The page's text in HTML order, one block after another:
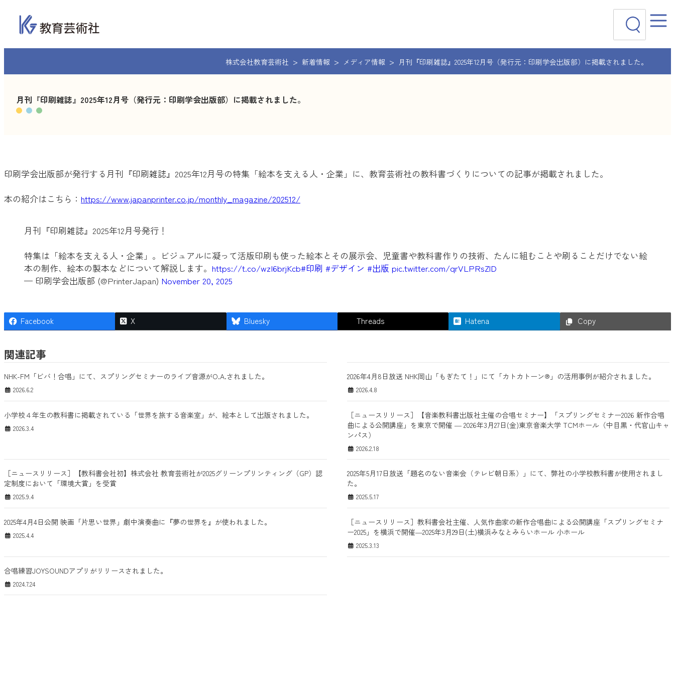
ス
株式会社教育芸術社 新着情報 メディア情報 月刊『印刷雑誌』2025年12月号（発行元：印刷学会出版部）に掲載されました。
月刊『印刷雑誌』2025年12月号（発行元：印刷学会出版部）に掲載されました。
印刷学会出版部が発行する月刊『印刷雑誌』2025年12月号の特集「絵本を支える人・企業」に、教育芸術社の教科書づくりについての記事が掲載されました。
本の紹介はこちら： https://www.japanprinter.co.jp/monthly_magazine/202512/
月刊『印刷雑誌』2025年12月号発行！
特集は「絵本を支える人・企業」。ビジュアルに凝って活版印刷も使った絵本とその展示会、児童書や教科書作りの技術、たんに組むことや刷ることだけでない絵
本の制作、絵本の製本などについて解説します。 https://t.co/wzI6brjKcb#印刷 #デザイン #出版 pic.twitter.com/qrVLPRsZlD
— 印刷学会出版部 (@PrinterJapan) November 20, 2025
Facebook X Bluesky Threads Hatena Copy
関連記事
NHK-FM「ビバ！合唱」にて、スプリングセミナーのライブ音源がO.A.されました。
2026.6.2
2026年4月8日放送 NHK岡山「もぎたて！」にて「カトカトーン®」の活用事例が紹介されました。
2026.4.8
小学校４年生の教科書に掲載されている「世界を旅する音楽室」が、絵本として出版されました。
2026.3.4
［ニュースリリース］【音楽教科書出版社主催の合唱セミナー】「スプリングセミナー2026 新作合唱
曲による公開講座」を東京で開催 ― 2026年3月27日(金)東京音楽大学 TCMホール（中目黒・代官山キャ
ンパス）
2026.2.18
［ニュースリリース］【教科書会社初】株式会社 教育芸術社が2025グリーンプリンティング（GP）認
定制度において「環境大賞」を受賞
2025.9.4
2025年5月17日放送「題名のない音楽会（テレビ朝日系）」にて、弊社の小学校教科書が使用されまし
た。
2025.5.17
2025年4月4日公開 映画「片思い世界」劇中演奏曲に『夢の世界を』が使われました。
2025.4.4
［ニュースリリース］教科書会社主催、人気作曲家の新作合唱曲による公開講座「スプリングセミナ
ー2025」を横浜で開催―2025年3月29日(土)横浜みなとみらいホール 小ホール
2025.3.13
合唱練習JOYSOUNDアプリがリリースされました。
2024.7.24